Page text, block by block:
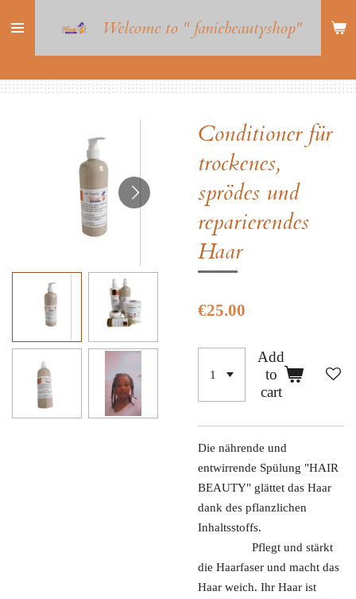
to
content
Welcome to " faniebeautyshop"
Conditioner für
trockenes,
sprödes und
reparierendes
Haar
€25.00
Add
to
cart
Die nährende und
entwirrende Spülung "HAIR
BEAUTY" glättet das Haar
dank des pflanzlichen
Inhaltsstoffs.
Pflegt und stärkt
die Haarfaser und macht das
Haar weich. Ihr Haar ist